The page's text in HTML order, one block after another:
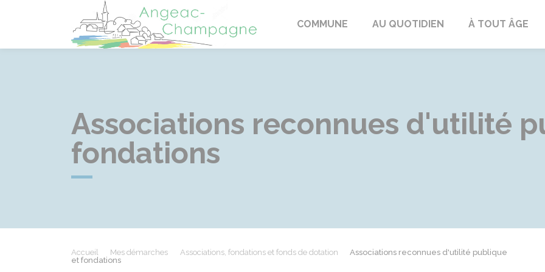
Angeac-Champagne
COMMUNE AU QUOTIDIEN À TOUT ÂGE
Associations reconnues d'utilité
fondations
Accueil Mes démarches Associations, fondations et fonds de dotation
Associations reconnues d'utilité publique
et fondations